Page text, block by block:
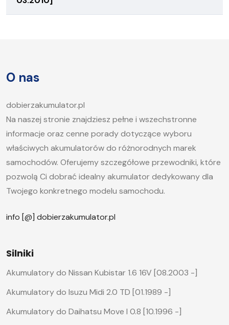
O nas
dobierzakumulator.pl
Na naszej stronie znajdziesz pełne i wszechstronne
informacje oraz cenne porady dotyczące wyboru
właściwych akumulatorów do różnorodnych marek
samochodów. Oferujemy szczegółowe przewodniki, które
pozwolą Ci dobrać idealny akumulator dedykowany dla
Twojego konkretnego modelu samochodu.
info [@] dobierzakumulator.pl
Silniki
Akumulatory do Nissan Kubistar 1.6 16V [08.2003 -]
Akumulatory do Isuzu Midi 2.0 TD [01.1989 -]
Akumulatory do Daihatsu Move I 0.8 [10.1996 -]